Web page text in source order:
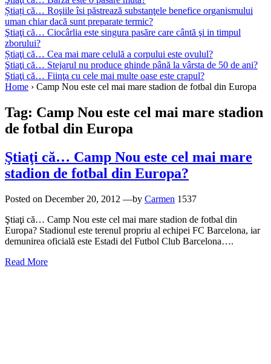
Știați că… Roşiile îsi păstrează substanţele benefice organismului
uman chiar dacă sunt preparate termic?
Ştiaţi că… Ciocârlia este singura pasăre care cântă şi in timpul
zborului?
Știaţi că… Cea mai mare celulă a corpului este ovulul?
Ştiaţi că… Stejarul nu produce ghinde până la vârsta de 50 de ani?
Ştiaţi că… Fiinţa cu cele mai multe oase este crapul?
Home › Camp Nou este cel mai mare stadion de fotbal din Europa
Tag: Camp Nou este cel mai mare stadion
de fotbal din Europa
Ştiaţi că… Camp Nou este cel mai mare
stadion de fotbal din Europa?
Posted on December 20, 2012 —by Carmen 1537
Ştiaţi că… Camp Nou este cel mai mare stadion de fotbal din
Europa? Stadionul este terenul propriu al echipei FC Barcelona, iar
demunirea oficială este Estadi del Futbol Club Barcelona….
Read More